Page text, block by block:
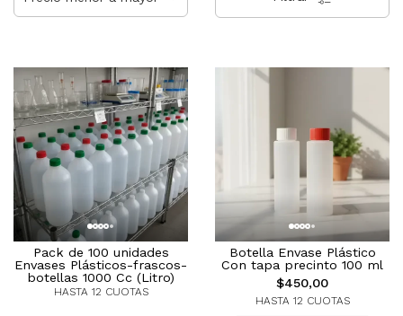
Pack de 100 unidades
Envases Plásticos-frascos-
botellas 1000 Cc (Litro)
HASTA 12 CUOTAS
Botella Envase Plástico
Con tapa precinto 100 ml
$450,00
HASTA 12 CUOTAS